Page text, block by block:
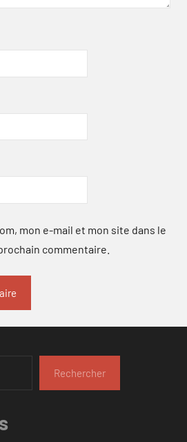
mon e-mail et mon site dans le
commentaire.
Rechercher